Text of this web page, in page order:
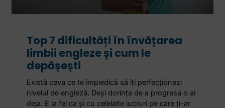
Top 7 dificultăți în învățarea
limbii engleze și cum le
depășești
Există ceva ce te împiedică să îți perfecționezi
nivelul de engleză. Deși dorința de a progresa o ai
deja. E la fel ca și cu celelalte lucruri pe care ți-ar